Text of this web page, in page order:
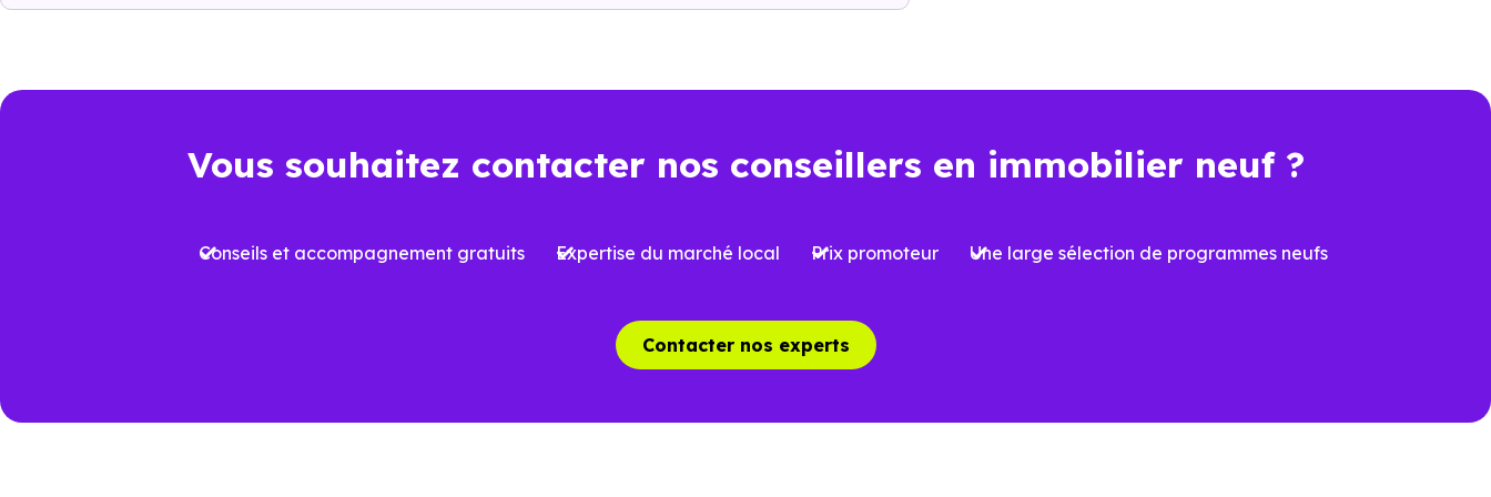
il faut regarder l’ensemble de l’opération : frais d’acquisition, financement, travaux, performance énergétique, sécurité
réduite
énergétique
prévoir
des charges mieux maîtrisées
Vous souhaitez contacter nos conseillers en immobilier neuf ?
Conseils et accompagnement gratuits Expertise du marché local Prix promoteur Une large sélection de programmes neufs
Contacter nos experts